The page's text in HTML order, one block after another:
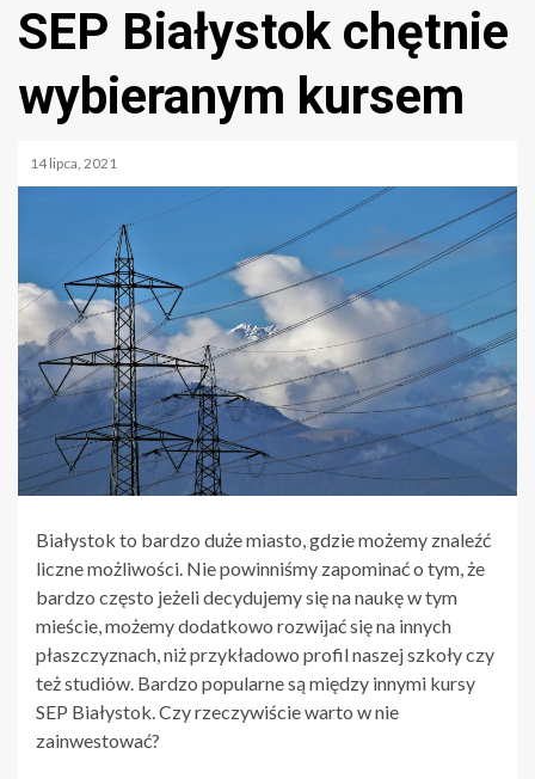
SEP Białystok chętnie
wybieranym kursem
14 lipca, 2021
Białystok to bardzo duże miasto, gdzie możemy znaleźć
liczne możliwości. Nie powinniśmy zapominać o tym, że
bardzo często jeżeli decydujemy się na naukę w tym
mieście, możemy dodatkowo rozwijać się na innych
płaszczyznach, niż przykładowo profil naszej szkoły czy
też studiów. Bardzo popularne są między innymi kursy
SEP Białystok. Czy rzeczywiście warto w nie
zainwestować?